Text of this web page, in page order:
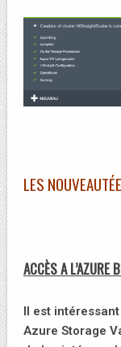
LES
ACCÈS A L’AZURE
Il est intéressant
Azure Storage